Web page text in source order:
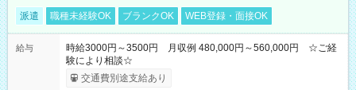
派遣 職種未経験OK ブランクOK WEB登録・面接OK
給与
時給3000円～3500円 月収例 480,000円～560,000円 ☆ご経
験により相談☆
交通費別途支給あり